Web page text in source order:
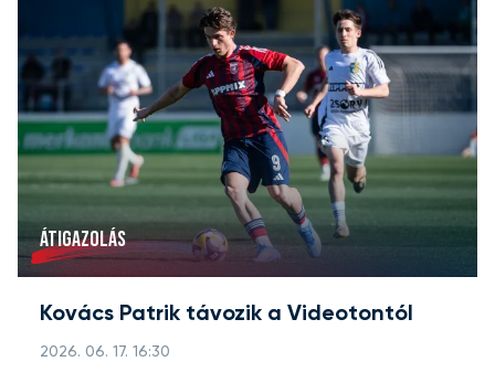
ÁTIGAZOLÁS
Kovács Patrik távozik a Videotontól
2026. 06. 17. 16:30